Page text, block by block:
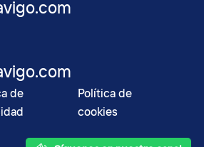
de
Política de
cookies